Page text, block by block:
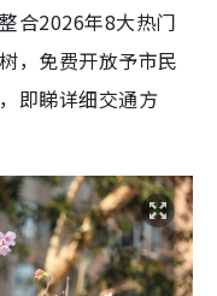
合2026年8大热门
，免费开放予市民
即睇详细交通方